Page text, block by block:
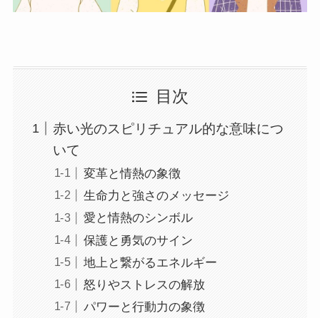
目次
赤い光のスピリチュアル的な意味につ
いて
変革と情熱の象徴
生命力と強さのメッセージ
愛と情熱のシンボル
保護と勇気のサイン
地上と繋がるエネルギー
怒りやストレスの解放
パワーと行動力の象徴